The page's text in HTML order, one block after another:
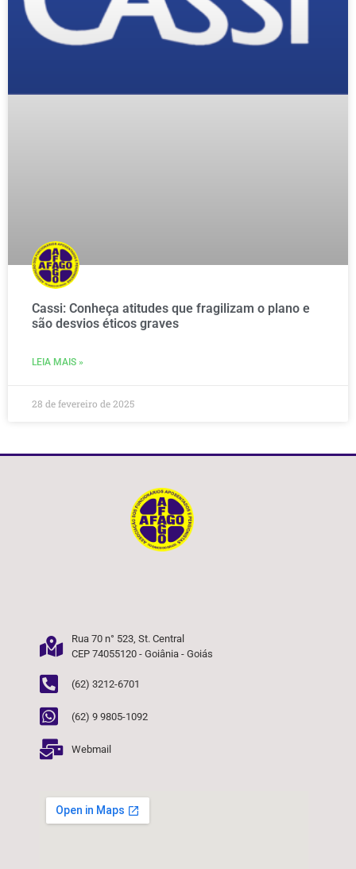
Cassi: Conheça atitudes que fragilizam o plano e
são desvios éticos graves
LEIA MAIS »
28 de fevereiro de 2025
Rua 70 n° 523, St. Central
CEP 74055120 - Goiânia - Goiás
(62) 3212-6701
(62) 9 9805-1092
Webmail